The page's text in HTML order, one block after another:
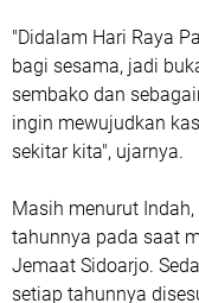
"Didalam Hari Raya
bagi sesama, jadi
sembako dan
ingin mewujudkan
sekitar kita", ujarnya.
Masih menurut
tahunnya pada saat
Jemaat Sidoarjo.
setiap tahunnya